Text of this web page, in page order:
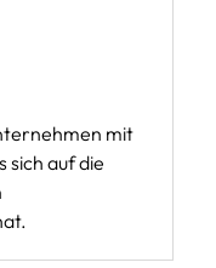
mit
sich auf die